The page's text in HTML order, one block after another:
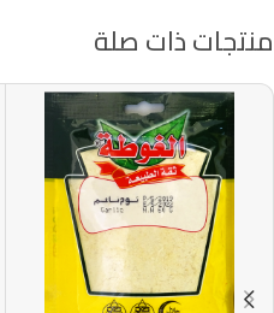
منتجات ذات صلة